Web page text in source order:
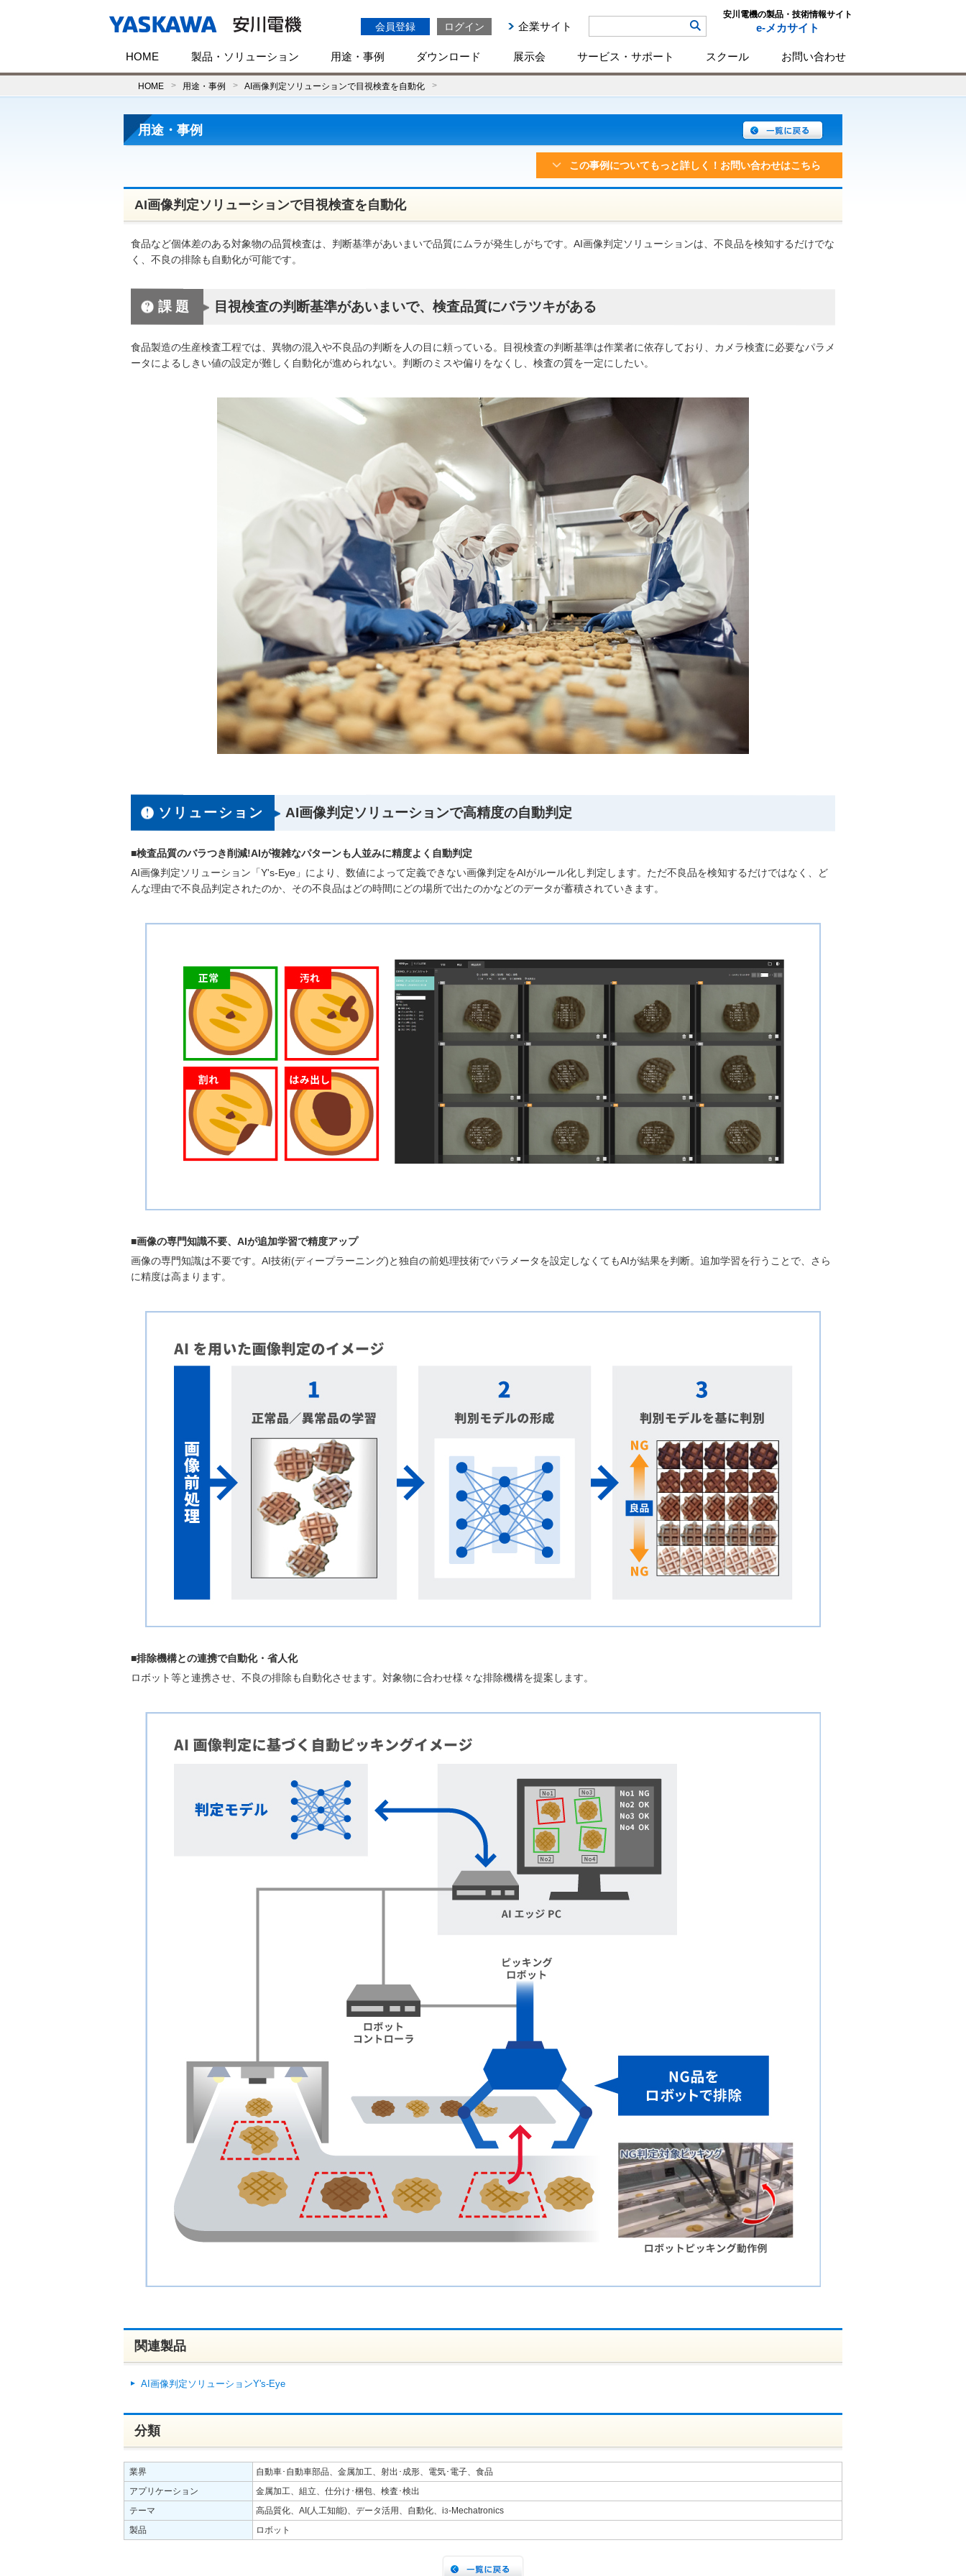
会員登録 ログイン 企業サイト
安川電機の製品・技術情報サイト
e-メカサイト
HOME 製品・ソリューション 用途・事例 ダウンロード 展示会 サービス・サポート スクール お問い合わせ
HOME 用途・事例 AI画像判定ソリューションで目視検査を自動化
用途・事例
この事例についてもっと詳しく！お問い合わせはこちら
AI画像判定ソリューションで目視検査を自動化
食品など個体差のある対象物の品質検査は、判断基準があいまいで品質にムラが発生しがちです。AI画像判定ソリューションは、不良品を検知するだけでな
く、不良の排除も自動化が可能です。
課題 目視検査の判断基準があいまいで、検査品質にバラツキがある
食品製造の生産検査工程では、異物の混入や不良品の判断を人の目に頼っている。目視検査の判断基準は作業者に依存しており、カメラ検査に必要なパラメ
ータによるしきい値の設定が難しく自動化が進められない。判断のミスや偏りをなくし、検査の質を一定にしたい。
ソリューション AI画像判定ソリューションで高精度の自動判定
■検査品質のバラつき削減!AIが複雑なパターンも人並みに精度よく自動判定
AI画像判定ソリューション「Y's-Eye」により、数値によって定義できない画像判定をAIがルール化し判定します。ただ不良品を検知するだけではなく、ど
んな理由で不良品判定されたのか、その不良品はどの時間にどの場所で出たのかなどのデータが蓄積されていきます。
■画像の専門知識不要、AIが追加学習で精度アップ
画像の専門知識は不要です。AI技術(ディープラーニング)と独自の前処理技術でパラメータを設定しなくてもAIが結果を判断。追加学習を行うことで、さら
に精度は高まります。
■排除機構との連携で自動化・省人化
ロボット等と連携させ、不良の排除も自動化させます。対象物に合わせ様々な排除機構を提案します。
関連製品
AI画像判定ソリューションY's-Eye
分類
業界
自動車･自動車部品、金属加工、射出･成形、電気･電子、食品
アプリケーション
金属加工、組立、仕分け･梱包、検査･検出
テーマ
高品質化、AI(人工知能)、データ活用、自動化、i3-Mechatronics
製品
ロボット